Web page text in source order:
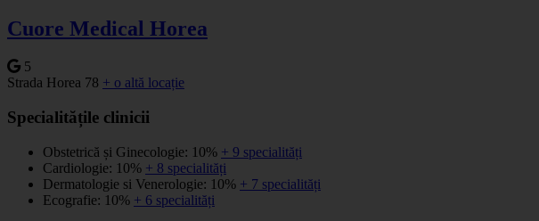
Cuore Medical Horea
5
Strada Horea 78 + o altă locație
Specialitățile clinicii
Obstetrică și Ginecologie: 10% + 9 specialități
Cardiologie: 10% + 8 specialități
Dermatologie si Venerologie: 10% + 7 specialități
Ecografie: 10% + 6 specialități